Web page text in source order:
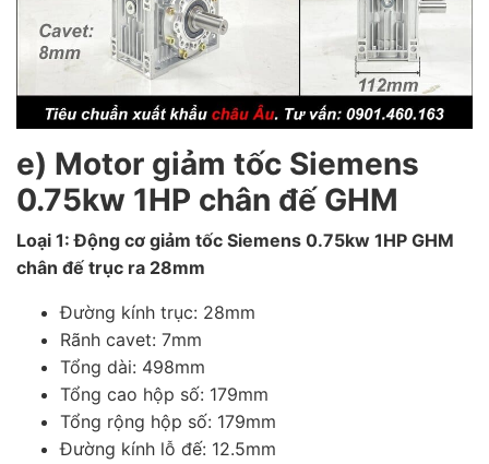
e) Motor giảm tốc Siemens
0.75kw 1HP chân đế GHM
Loại 1: Động cơ giảm tốc Siemens 0.75kw 1HP GHM
chân đế trục ra 28mm
Đường kính trục: 28mm
Rãnh cavet: 7mm
Tổng dài: 498mm
Tổng cao hộp số: 179mm
Tổng rộng hộp số: 179mm
Đường kính lỗ đế: 12.5mm